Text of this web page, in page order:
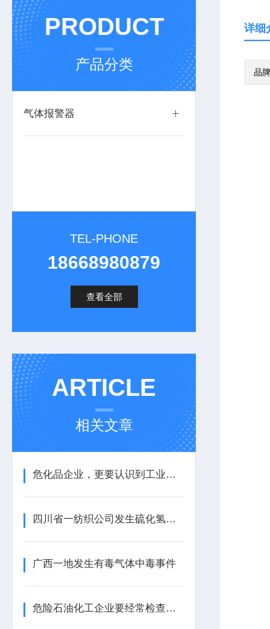
PRODUCT
产品分类
气体报警器
TEL-PHONE
18668980879
查看全部
ARTICLE
相关文章
危化品企业，更要认识到工业气体报警器的重要性
四川省一纺织公司发生硫化氢中毒事件
广西一地发生有毒气体中毒事件
危险石油化工企业要经常检查工业气体报警器的报警效果
详细
品牌